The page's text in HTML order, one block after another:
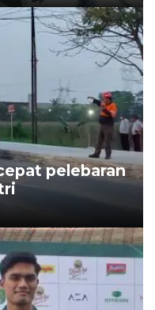
pelebaran